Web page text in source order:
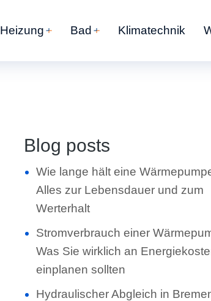
Heizung Bad Klimatechnik
Blog posts
Wie lange hält eine
Alles zur Lebensdauer und zum
Werterhalt
Stromverbrauch einer
Was Sie wirklich an
einplanen sollten
Hydraulischer Abgleich in